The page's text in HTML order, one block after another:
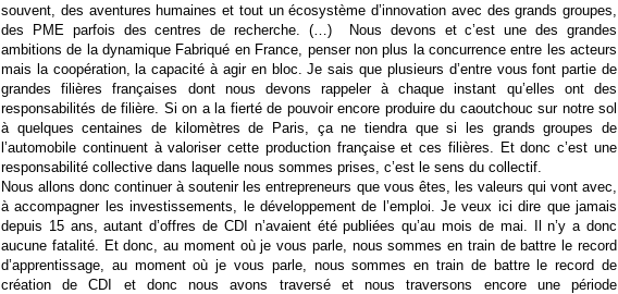
souvent, des aventures humaines et tout un écosystème d’innovation avec des grands groupes,
des PME parfois des centres de recherche. (…)
Nous devons et c’est une des grandes
ambitions de la dynamique Fabriqué en France, penser non plus la concurrence entre les acteurs
mais la coopération, la capacité à agir en bloc. Je sais que plusieurs d’entre vous font partie de
grandes filières françaises dont nous devons rappeler à chaque instant qu’elles ont des
responsabilités de filière. Si on a la fierté de pouvoir encore produire du caoutchouc sur notre sol
à quelques centaines de kilomètres de Paris, ça ne tiendra que si les grands groupes de
l’automobile continuent à valoriser cette production française et ces filières. Et donc c’est une
responsabilité collective dans laquelle nous sommes prises, c’est le sens du collectif.
Nous allons donc continuer à soutenir les entrepreneurs que vous êtes, les valeurs qui vont avec,
à accompagner les investissements, le développement de l’emploi. Je veux ici dire que jamais
depuis 15 ans, autant d’offres de CDI n’avaient été publiées qu’au mois de mai. Il n’y a donc
aucune fatalité. Et donc, au moment où je vous parle, nous sommes en train de battre le record
d’apprentissage, au moment où je vous parle, nous sommes en train de battre le record de
création de CDI et donc nous avons traversé et nous traversons encore une période